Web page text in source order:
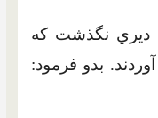
ديري نگذشت که
بدو فرمود: